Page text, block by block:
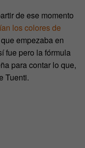
de ese momento
los colores de
empezaba en
fue pero la fórmula
para contar lo que,
Tuenti.